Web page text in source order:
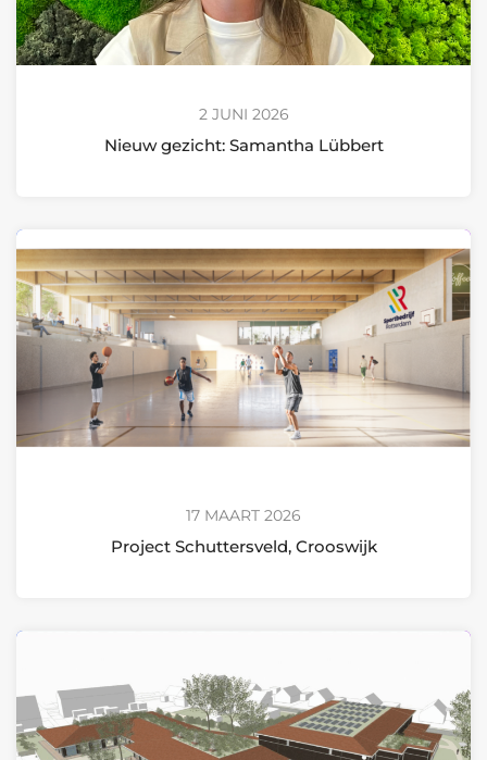
2 JUNI 2026
Nieuw gezicht: Samantha Lübbert
17 MAART 2026
Project Schuttersveld, Crooswijk